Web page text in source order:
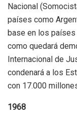
Nacional
países como
base en los países
como quedará
Internacional de
condenará a los
con 17.000
1968